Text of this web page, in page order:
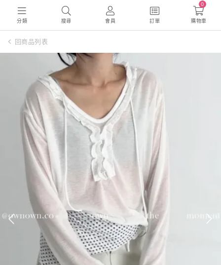
分類 搜尋 會員 訂單
0
購物車
回商品列表